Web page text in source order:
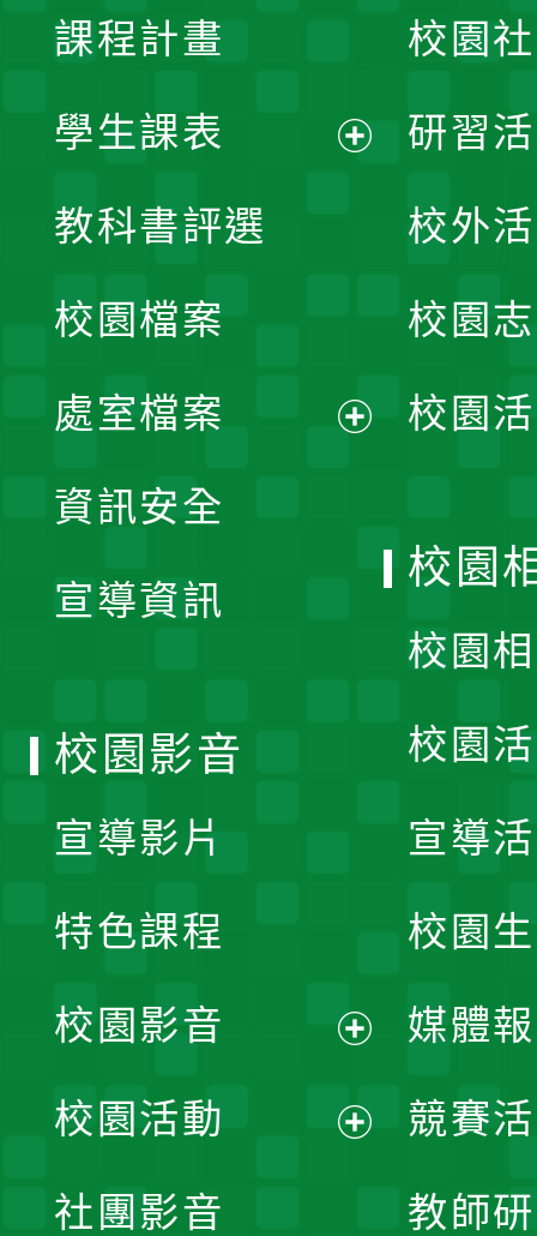
課程計畫
學生課表
單
教科書評選
校園檔案
處室檔案
資訊安全
宣導資訊
校園
研習
校外
校園
校園
校園
校園
校園
宣導
校園
媒體
競賽
教師
校園影音
宣導影片
特色課程
校園影音
開
校園活動
社團影音